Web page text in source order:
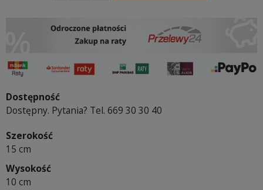
Dostępność
Dostępny. Pytania? Tel. 669 30 30 40
Szerokość
15 cm
Wysokość
10 cm